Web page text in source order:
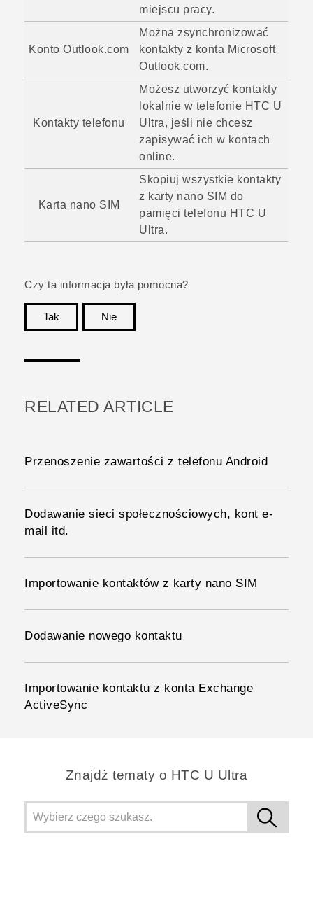
miejscu pracy.
Konto Outlook.com
Można zsynchronizować
kontakty z konta Microsoft
Outlook.com.
Kontakty telefonu
Możesz utworzyć kontakty
lokalnie w telefonie HTC U
Ultra, jeśli nie chcesz
zapisywać ich w kontach
online.
Karta nano SIM
Skopiuj wszystkie kontakty
z karty nano SIM do
pamięci telefonu HTC U
Ultra.
Czy ta informacja była pomocna?
Tak
Nie
RELATED ARTICLE
Przenoszenie zawartości z telefonu Android
Dodawanie sieci społecznościowych, kont e-
mail itd.
Importowanie kontaktów z karty nano SIM
Dodawanie nowego kontaktu
Importowanie kontaktu z konta Exchange
ActiveSync
Znajdż tematy o HTC U Ultra